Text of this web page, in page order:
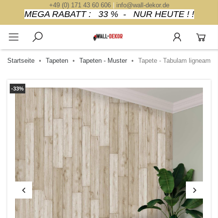
+49 (0) 171 43 60 606| info@wall-dekor.de
MEGA RABATT : 33 % - NUR HEUTE ! !
Startseite Tapeten Tapeten - Muster Tapete - Tabulam ligneam
-33%